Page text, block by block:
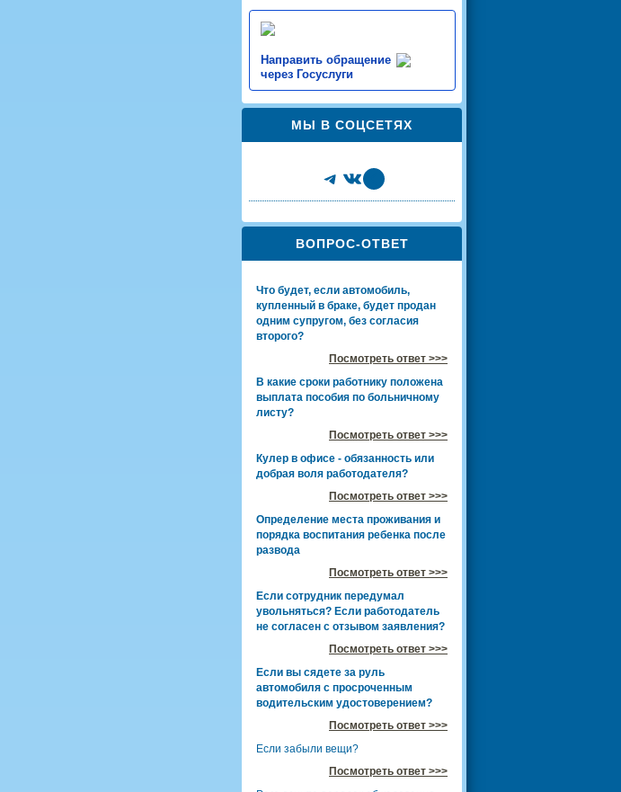
Направить обращение
через Госуслуги
МЫ В СОЦСЕТЯХ
Telegram
VKShare Icon
ВОПРОС-ОТВЕТ
Что будет, если автомобиль,
купленный в браке, будет продан
одним супругом, без согласия
второго?
Посмотреть ответ >>>
В какие сроки работнику положена
выплата пособия по больничному
листу?
Посмотреть ответ >>>
Кулер в офисе - обязанность или
добрая воля работодателя?
Посмотреть ответ >>>
Определение места проживания и
порядка воспитания ребенка после
развода
Посмотреть ответ >>>
Если сотрудник передумал
увольняться? Если работодатель
не согласен с отзывом заявления?
Посмотреть ответ >>>
Если вы сядете за руль
автомобиля с просроченным
водительским удостоверением?
Посмотреть ответ >>>
Если забыли вещи?
Посмотреть ответ >>>